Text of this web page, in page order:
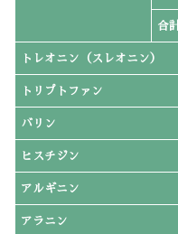
合
トレオニン（スレオニン）
トリプトファン
バリン
ヒスチジン
アルギニン
アラニン